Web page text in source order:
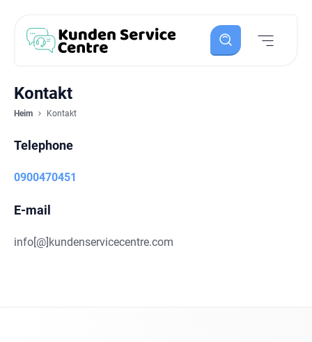
Kontakt
Heim Kontakt
Telephone
0900470451
E-mail
info[@]kundenservicecentre.com